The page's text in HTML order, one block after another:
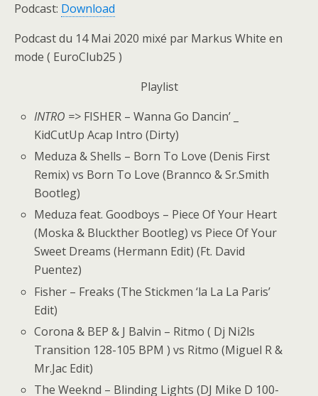
Podcast: Download
Podcast du 14 Mai 2020 mixé par Markus White en
mode ( EuroClub25 )
Playlist
INTRO => FISHER – Wanna Go Dancin’ _
KidCutUp Acap Intro (Dirty)
Meduza & Shells – Born To Love (Denis First
Remix) vs Born To Love (Brannco & Sr.Smith
Bootleg)
Meduza feat. Goodboys – Piece Of Your Heart
(Moska & Bluckther Bootleg) vs Piece Of Your
Sweet Dreams (Hermann Edit) (Ft. David
Puentez)
Fisher – Freaks (The Stickmen ‘la La La Paris’
Edit)
Corona & BEP & J Balvin – Ritmo ( Dj Ni2ls
Transition 128-105 BPM ) vs Ritmo (Miguel R &
Mr.Jac Edit)
The Weeknd – Blinding Lights (DJ Mike D 100-